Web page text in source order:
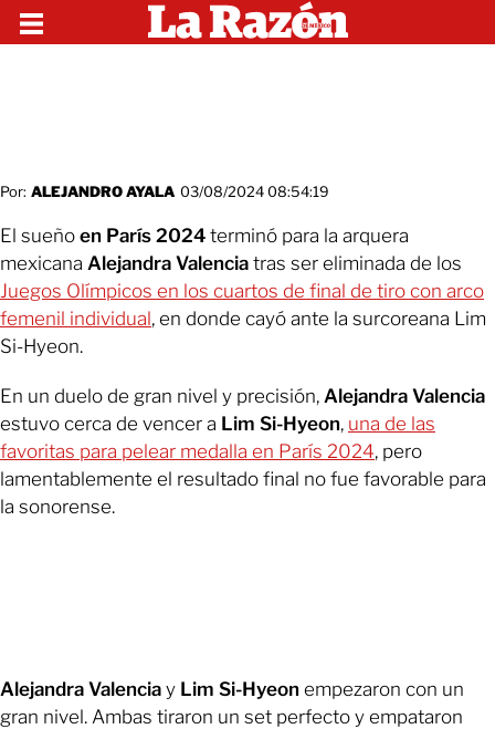
Por: ALEJANDRO AYALA 03/08/2024 08:54:19
El sueño en París 2024 terminó para la arquera
mexicana Alejandra Valencia tras ser eliminada de los
Juegos Olímpicos en los cuartos de final de tiro con arco
femenil individual, en donde cayó ante la surcoreana Lim
Si-Hyeon.
En un duelo de gran nivel y precisión, Alejandra Valencia
estuvo cerca de vencer a Lim Si-Hyeon, una de las
favoritas para pelear medalla en París 2024, pero
lamentablemente el resultado final no fue favorable para
la sonorense.
Alejandra Valencia y Lim Si-Hyeon empezaron con un
gran nivel. Ambas tiraron un set perfecto y empataron